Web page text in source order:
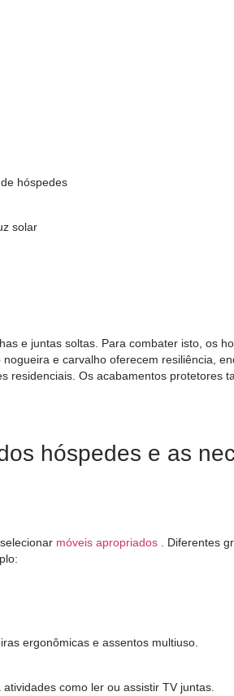
hóspedes
solar
e juntas soltas. Para combater isto, os
nogueira e carvalho oferecem resiliência,
residenciais. Os acabamentos protetores
hóspedes e as
móveis apropriados
. Diferentes
ergonômicas e assentos multiuso.
como ler ou assistir TV juntas.